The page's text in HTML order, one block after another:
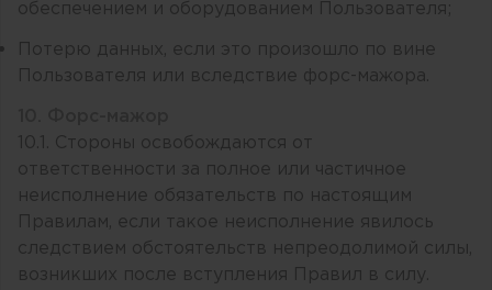
обеспечением и оборудованием Пользователя;
Потерю данных, если это произошло по вине
Пользователя или вследствие форс-мажора.
10.1. Стороны освобождаются от
ответственности за полное или частичное
неисполнение обязательств по настоящим
Правилам, если такое неисполнение явилось
следствием обстоятельств непреодолимой силы,
возникших после вступления Правил в силу.